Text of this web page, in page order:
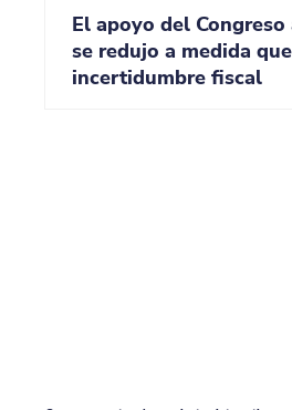
El apoyo del Congreso
se redujo a medida
incertidumbre fiscal